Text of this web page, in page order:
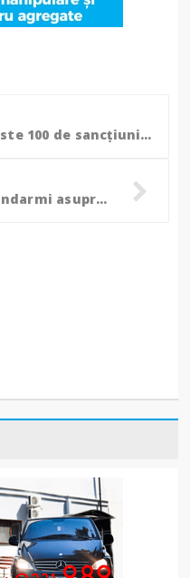
Planul BLOCADA: Peste 100 de sancțiuni aplicate de polițiști în ultimele 24 de ore la Botoșani!
Droguri descoperite de jandarmi asupra a doi bărbați dintr-o localitate din Botoșani!